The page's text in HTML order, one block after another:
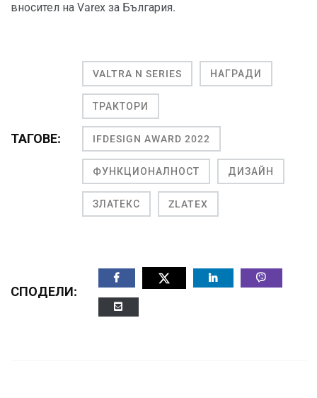
вносител на Varex за България.
ТАГОВЕ:
VALTRA N SERIES НАГРАДИ
ТРАКТОРИ
IFDESIGN AWARD 2022
ФУНКЦИОНАЛНОСТ ДИЗАЙН
ЗЛАТЕКС ZLATEX
СПОДЕЛИ: